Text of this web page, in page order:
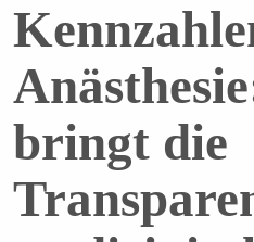
bringt die